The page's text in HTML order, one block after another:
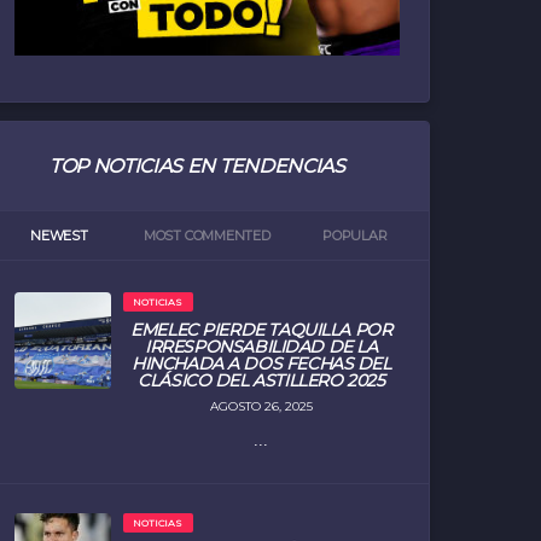
TOP NOTICIAS EN TENDENCIAS
NEWEST MOST COMMENTED POPULAR
NOTICIAS
EMELEC PIERDE TAQUILLA POR
IRRESPONSABILIDAD DE LA
HINCHADA A DOS FECHAS DEL
CLÁSICO DEL ASTILLERO 2025
AGOSTO 26, 2025
NOTICIAS